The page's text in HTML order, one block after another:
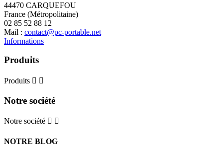
44470 CARQUEFOU
France (Métropolitaine)
02 85 52 88 12
Mail : contact@pc-portable.net
Informations
Produits
Produits  
Notre société
Notre société  
NOTRE BLOG